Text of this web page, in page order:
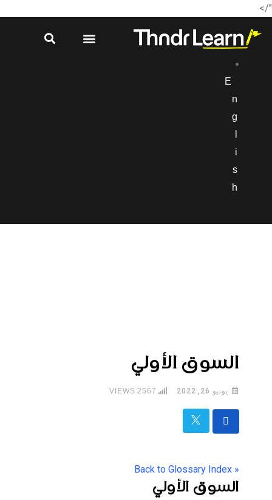
"/>
E
n
g
i
s
h
السوق الأولي
يونيو 26, 2022 2567
VIEWS
« Back to Glossary Index
السوق الأولي